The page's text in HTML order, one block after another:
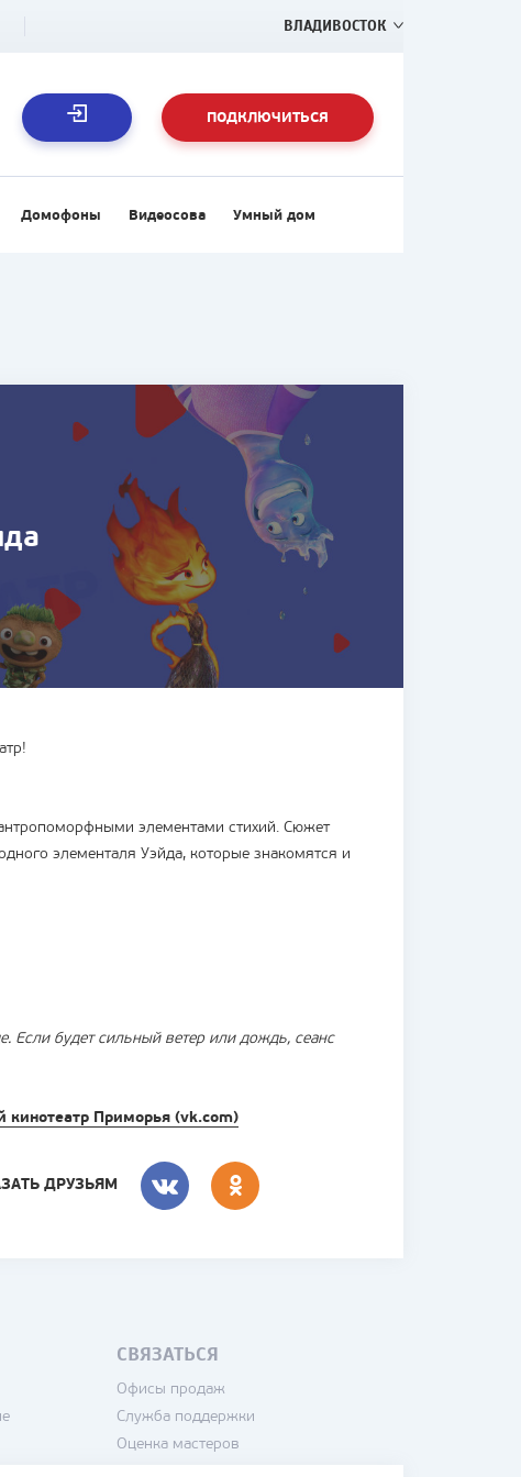
ВЛАДИВОСТОК
ПОДКЛЮЧИТЬСЯ
Домофоны Видеосова Умный дом
элементами стихий. Сюжет
элементаля Уэйда, которые знакомятся и
Если будет сильный ветер или дождь, сеанс
кинотеатр Приморья (vk.com)
ДРУЗЬЯМ
СВЯЗАТЬСЯ
Офисы продаж
Служба поддержки
Оценка мастеров